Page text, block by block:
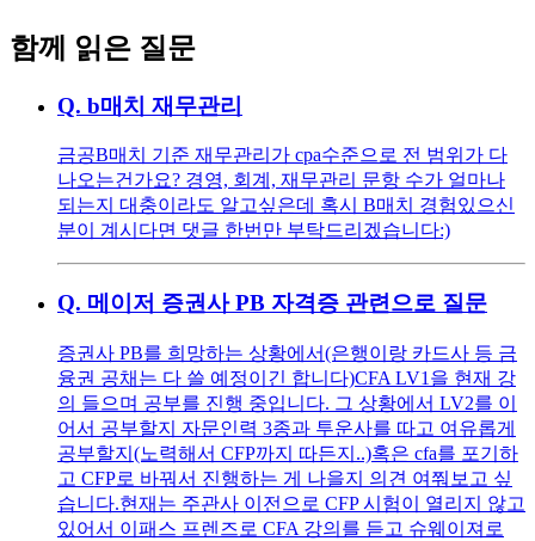
함께 읽은 질문
Q. b매치 재무관리
금공B매치 기준 재무관리가 cpa수준으로 전 범위가 다
나오는건가요? 경영, 회계, 재무관리 문항 수가 얼마나
되는지 대충이라도 알고싶은데 혹시 B매치 경험있으신
분이 계시다면 댓글 한번만 부탁드리겠습니다:)
Q. 메이저 증권사 PB 자격증 관련으로 질문
증권사 PB를 희망하는 상황에서(은행이랑 카드사 등 금
융권 공채는 다 쓸 예정이긴 합니다) ​ CFA LV1을 현재 강
의 들으며 공부를 진행 중입니다. 그 상황에서 LV2를 이
어서 공부할지 자문인력 3종과 투운사를 따고 여유롭게
공부할지(노력해서 CFP까지 따든지..) ​ 혹은 cfa를 포기하
고 CFP로 바꿔서 진행하는 게 나을지 의견 여쭤보고 싶
습니다. ​ 현재는 주관사 이전으로 CFP 시험이 열리지 않고
있어서 이패스 프렌즈로 CFA 강의를 듣고 슈웨이져로